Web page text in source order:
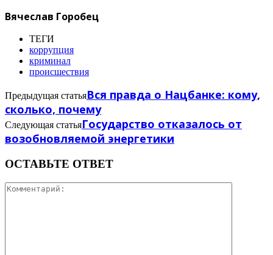
Вячеслав Горобец
ТЕГИ
коррупция
криминал
происшествия
Предыдущая статьяВся правда о Нацбанке: кому,
сколько, почему
Следующая статьяГосударство отказалось от
возобновляемой энергетики
ОСТАВЬТЕ ОТВЕТ